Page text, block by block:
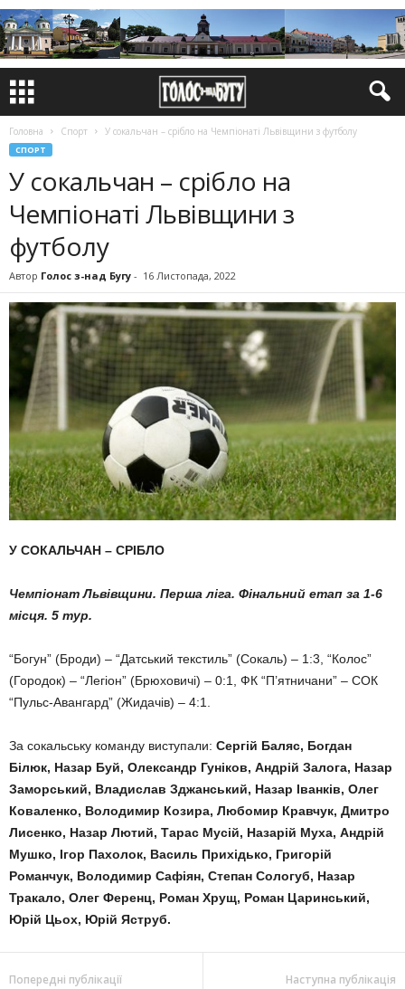
Головна Спорт У сокальчан – срібло на Чемпіонаті Львівщини з футболу
СПОРТ
У сокальчан – срібло на
Чемпіонаті Львівщини з
футболу
Автор Голос з-над Бугу - 16 Листопада, 2022
У СОКАЛЬЧАН – СРІБЛО
Чемпіонат Львівщини. Перша ліга. Фінальний етап за 1-6
місця. 5 тур.
“Богун” (Броди) – “Датський текстиль” (Сокаль) – 1:3, “Колос”
(Городок) – “Легіон” (Брюховичі) – 0:1, ФК “П’ятничани” – СОК
“Пульс-Авангард” (Жидачів) – 4:1.
За сокальську команду виступали: Сергій Баляс, Богдан
Білюк, Назар Буй, Олександр Гуніков, Андрій Залога, Назар
Заморський, Владислав Зджанський, Назар Іванків, Олег
Коваленко, Воло­димир Козира, Любомир Кравчук, Дмитро
Лисенко, Назар Лютий, Тарас Мусій, На­зарій Муха, Андрій
Мушко, Ігор Пахолок, Василь Прихідько, Григорій
Романчук, Володимир Сафіян, Степан Сологуб, Назар
Тракало, Олег Ференц, Роман Хрущ, Роман Царинський,
Юрій Цьох, Юрій Яструб.
Попередні публікації Наступна публікація